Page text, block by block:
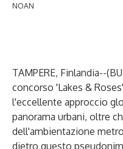
NOAN
TAMPERE, Finlandia--(
concorso 'Lakes &
l'eccellente approccio
panorama urbani, oltre
dell'ambientazione
dietro questo